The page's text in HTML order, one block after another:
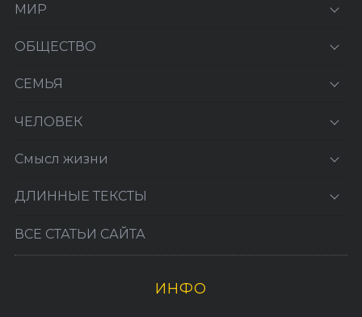
МИР
ОБЩЕСТВО
СЕМЬЯ
ЧЕЛОВЕК
Смысл жизни
ДЛИННЫЕ ТЕКСТЫ
ВСЕ СТАТЬИ САЙТА
ИНФО